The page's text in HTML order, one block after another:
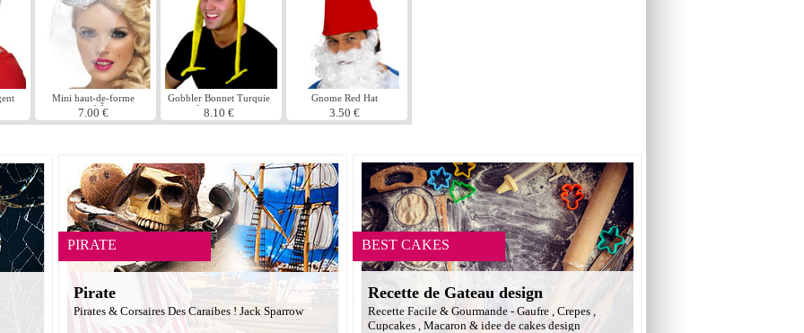
Mini haut-de-forme
argent fiÃ¨vre
7.00 €
Gobbler Bonnet Turquie
chapeau tissu
8.10 €
Gnome Red Hat
3.50 €
PIRATE
Pirate
Pirates & Corsaires Des Caraibes ! Jack Sparrow
BEST CAKES
Recette de Gateau design
Recette Facile & Gourmande - Gaufre , Crepes ,
Cupcakes , Macaron & idee de cakes design